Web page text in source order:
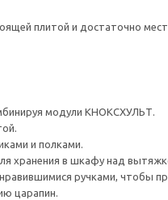
плитой и достаточно
модули КНОКСХУЛЬТ.
и полками.
хранения в шкафу над
ручками, чтобы
царапин.